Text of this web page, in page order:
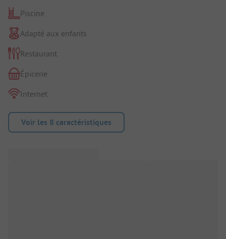
Piscine
Adapté aux enfants
Restaurant
Épicerie
Internet
Voir les 8 caractéristiques